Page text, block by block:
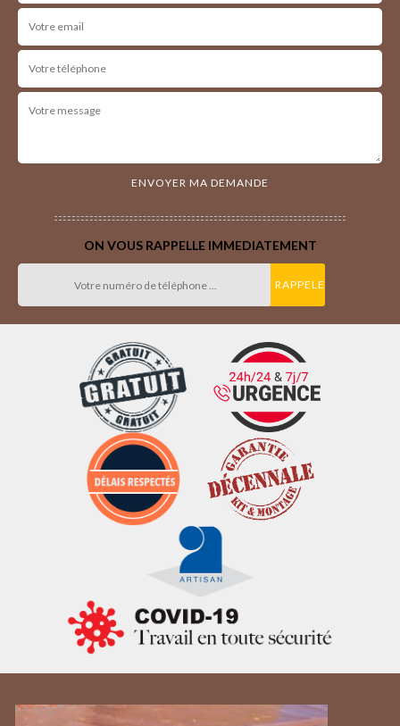
ON VOUS RAPPELLE IMMEDIATEMENT